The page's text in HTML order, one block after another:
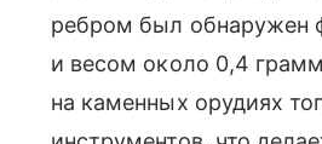
ребром был обнаружен
и весом около 0,4
на каменных орудиях